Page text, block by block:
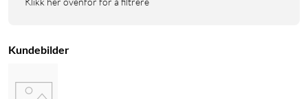
Kundebilder